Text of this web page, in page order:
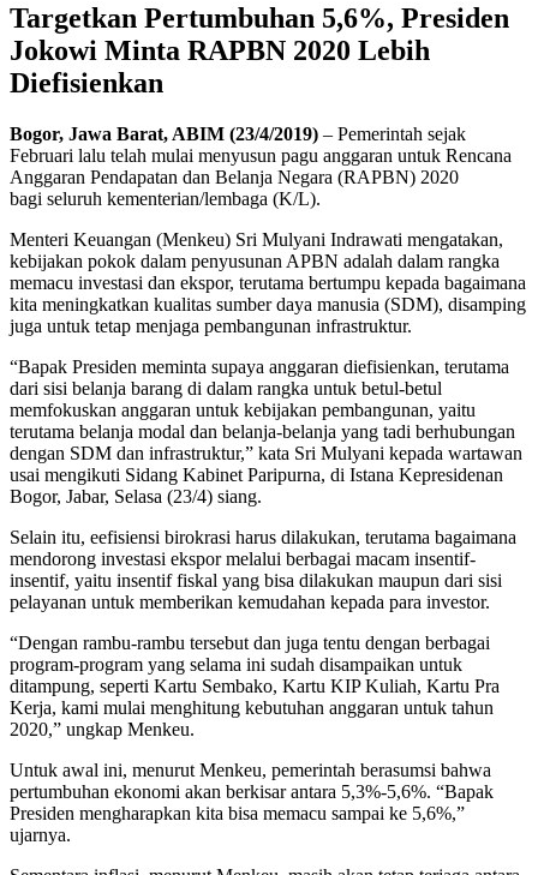
Targetkan Pertumbuhan 5,6%, Presiden
Jokowi Minta RAPBN 2020 Lebih
Diefisienkan
Bogor, Jawa Barat, ABIM (23/4/2019) – Pemerintah sejak
Februari lalu telah mulai menyusun pagu anggaran untuk Rencana
Anggaran Pendapatan dan Belanja Negara (RAPBN) 2020
bagi seluruh kementerian/lembaga (K/L).
Menteri Keuangan (Menkeu) Sri Mulyani Indrawati mengatakan,
kebijakan pokok dalam penyusunan APBN adalah dalam rangka
memacu investasi dan ekspor, terutama bertumpu kepada bagaimana
kita meningkatkan kualitas sumber daya manusia (SDM), disamping
juga untuk tetap menjaga pembangunan infrastruktur.
“Bapak Presiden meminta supaya anggaran diefisienkan, terutama
dari sisi belanja barang di dalam rangka untuk betul-betul
memfokuskan anggaran untuk kebijakan pembangunan, yaitu
terutama belanja modal dan belanja-belanja yang tadi berhubungan
dengan SDM dan infrastruktur,” kata Sri Mulyani kepada wartawan
usai mengikuti Sidang Kabinet Paripurna, di Istana Kepresidenan
Bogor, Jabar, Selasa (23/4) siang.
Selain itu, eefisiensi birokrasi harus dilakukan, terutama bagaimana
mendorong investasi ekspor melalui berbagai macam insentif-
insentif, yaitu insentif fiskal yang bisa dilakukan maupun dari sisi
pelayanan untuk memberikan kemudahan kepada para investor.
“Dengan rambu-rambu tersebut dan juga tentu dengan berbagai
program-program yang selama ini sudah disampaikan untuk
ditampung, seperti Kartu Sembako, Kartu KIP Kuliah, Kartu Pra
Kerja, kami mulai menghitung kebutuhan anggaran untuk tahun
2020,” ungkap Menkeu.
Untuk awal ini, menurut Menkeu, pemerintah berasumsi bahwa
pertumbuhan ekonomi akan berkisar antara 5,3%-5,6%. “Bapak
Presiden mengharapkan kita bisa memacu sampai ke 5,6%,”
ujarnya.